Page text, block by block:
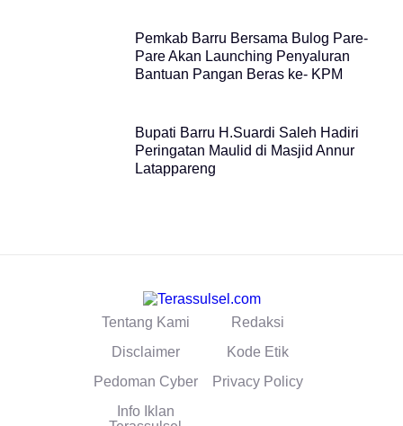
Pemkab Barru Bersama Bulog Pare-
Pare Akan Launching Penyaluran
Bantuan Pangan Beras ke- KPM
Bupati Barru H.Suardi Saleh Hadiri
Peringatan Maulid di Masjid Annur
Latappareng
Tentang Kami
Redaksi
Disclaimer
Kode Etik
Pedoman Cyber
Privacy Policy
Info Iklan